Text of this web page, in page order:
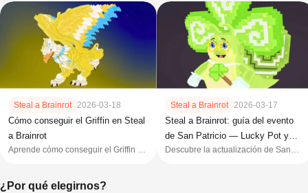
Steal a Brainrot 2026-03-18
Cómo conseguir el Griffin en Steal
a Brainrot
Aprende cómo conseguir el Griffin en
métodos para obtener este poderoso
Steal a Brainrot 2026-03-17
Steal a Brainrot: guía del evento
de San Patricio — Lucky Pot y
bloques
Descubre la actualización de San
¿Por qué elegirnos?